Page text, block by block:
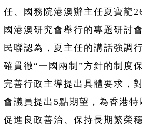
任、國務院港澳辦主任夏寶龍
國港澳研究會舉行的專題研討
民聯認為，夏主任的講話強調
確貫徹“一國兩制”方針的制度
完善行政主導提出具體要求，
會議員提出5點期望，為香港特
促進良政善治、保持長期繁榮